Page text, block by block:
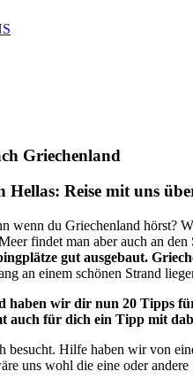
Griechenland
Hellas: Reise mit uns
wenn du Griechenland hörst?
findet man aber auch an
gut ausgebaut.
an einem schönen Strand
haben wir dir nun 20 Tipps
auch für dich ein Tipp mit
besucht. Hilfe haben wir von
uns wohl die eine oder